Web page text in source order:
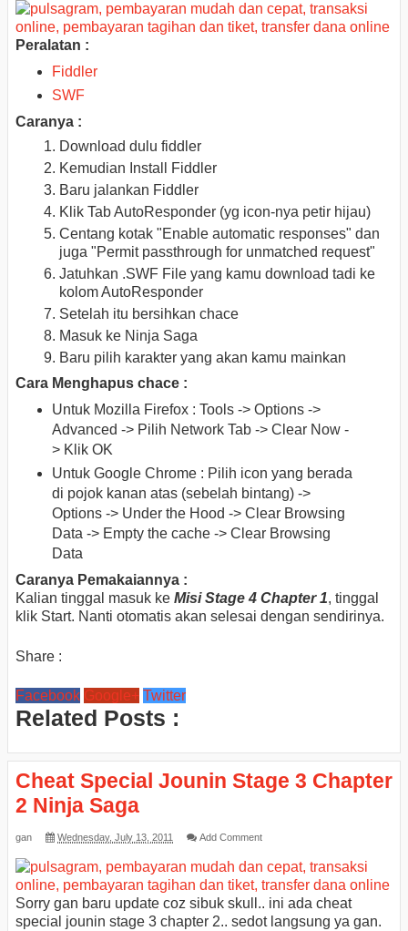
Peralatan :
Fiddler
SWF
Caranya :
Download dulu fiddler
Kemudian Install Fiddler
Baru jalankan Fiddler
Klik Tab AutoResponder (yg icon-nya petir hijau)
Centang kotak "Enable automatic responses" dan
juga "Permit passthrough for unmatched request"
Jatuhkan .SWF File yang kamu download tadi ke
kolom AutoResponder
Setelah itu bersihkan chace
Masuk ke Ninja Saga
Baru pilih karakter yang akan kamu mainkan
Cara Menghapus chace :
Untuk Mozilla Firefox : Tools -> Options ->
Advanced -> Pilih Network Tab -> Clear Now -
> Klik OK
Untuk Google Chrome : Pilih icon yang berada
di pojok kanan atas (sebelah bintang) ->
Options -> Under the Hood -> Clear Browsing
Data -> Empty the cache -> Clear Browsing
Data
Caranya Pemakaiannya :
Kalian tinggal masuk ke Misi Stage 4 Chapter 1, tinggal
klik Start. Nanti otomatis akan selesai dengan sendirinya.
Share :
Facebook Google+ Twitter
Related Posts :
Cheat Special Jounin Stage 3 Chapter
2 Ninja Saga
gan Wednesday, July 13, 2011 Add Comment
Sorry gan baru update coz sibuk skull.. ini ada cheat
special jounin stage 3 chapter 2.. sedot langsung ya gan.